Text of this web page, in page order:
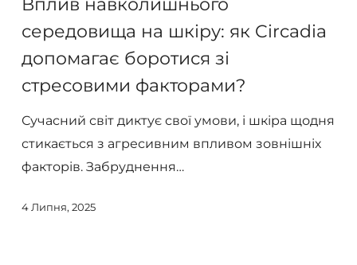
на
шкіру:
як
Circadia
боротися
стресовими
факторами?
середовища на шкіру: як Circadia
допомагає боротися зі
стресовими факторами?
Сучасний світ диктує свої умови, і шкіра щодня
стикається з агресивним впливом зовнішніх
факторів. Забруднення…
4 Липня, 2025